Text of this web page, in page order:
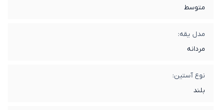
متوسط
مدل یقه:
مردانه
نوع آستین:
بلند